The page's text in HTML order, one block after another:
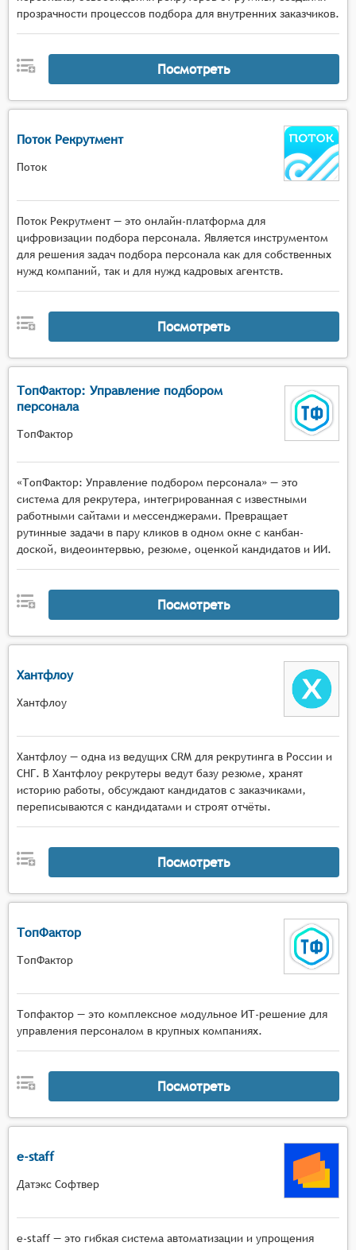
прозрачности процессов подбора для внутренних заказчиков.
Посмотреть
Поток Рекрутмент
Поток
Поток Рекрутмент — это онлайн-платформа для
цифровизации подбора персонала. Является инструментом
для решения задач подбора персонала как для собственных
нужд компаний, так и для нужд кадровых агентств.
Посмотреть
ТопФактор: Управление подбором
персонала
ТопФактор
«ТопФактор: Управление подбором персонала» — это
система для рекрутера, интегрированная с известными
работными сайтами и мессенджерами. Превращает
рутинные задачи в пару кликов в одном окне с канбан-
доской, видеоинтервью, резюме, оценкой кандидатов и ИИ.
Посмотреть
Хантфлоу
Хантфлоу
Хантфлоу — одна из ведущих CRM для рекрутинга в России и
СНГ. В Хантфлоу рекрутеры ведут базу резюме, хранят
историю работы, обсуждают кандидатов с заказчиками,
переписываются с кандидатами и строят отчёты.
Посмотреть
ТопФактор
ТопФактор
Топфактор — это комплексное модульное ИТ-решение для
управления персоналом в крупных компаниях.
Посмотреть
e-staff
Датэкс Софтвер
e-staff — это гибкая система автоматизации и упрощения